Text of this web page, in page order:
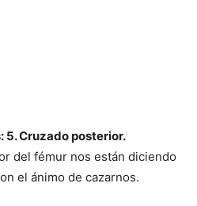
5. Cruzado posterior.
del fémur nos están diciendo
el ánimo de cazarnos.